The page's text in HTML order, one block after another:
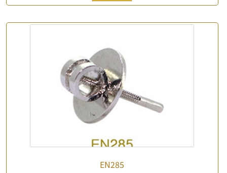
EN285
產品查詢
你的名字
公司名稱